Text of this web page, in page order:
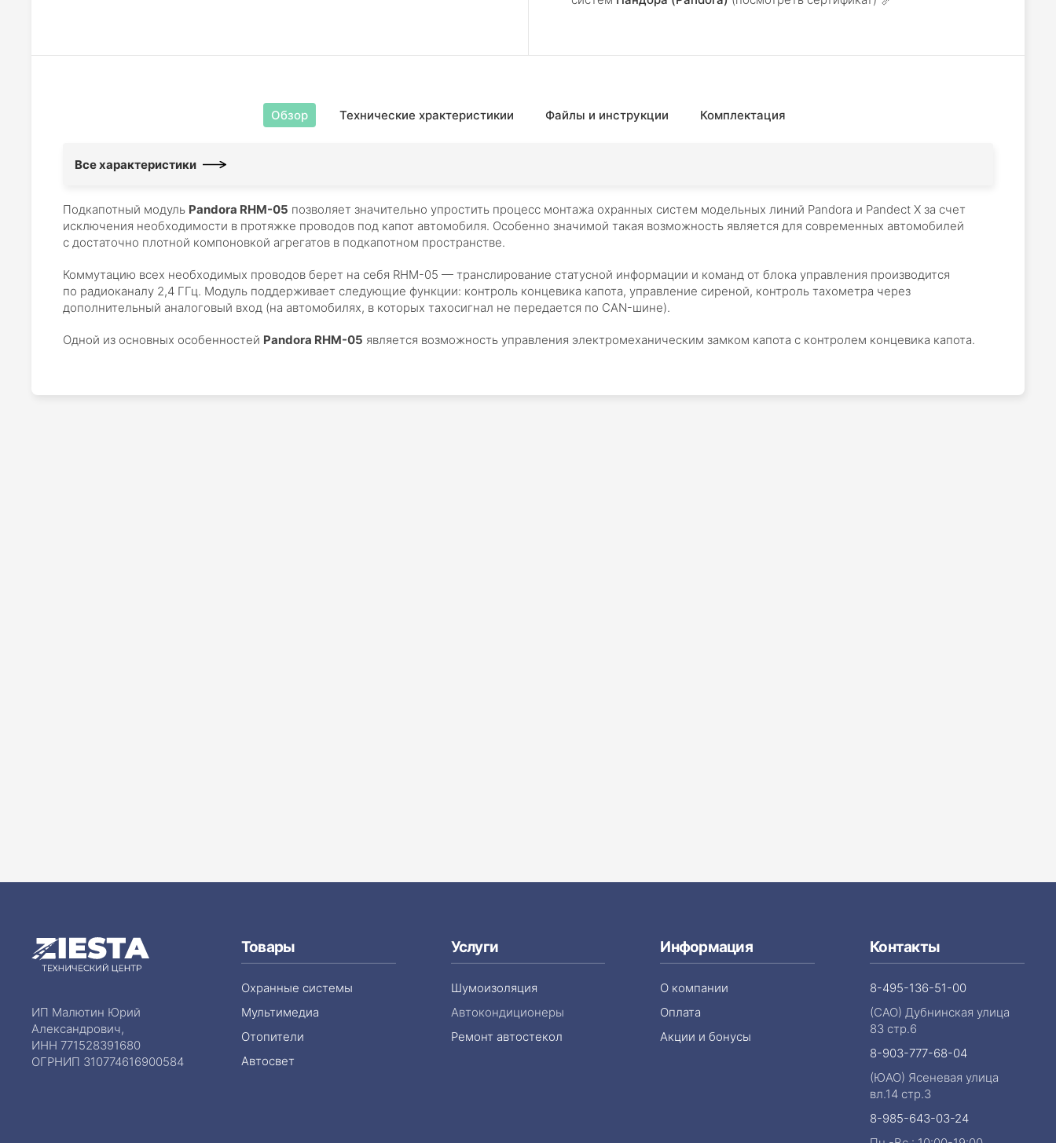
Обзор Технические храктеристикии Файлы и инструкции Комплектация
Все характеристики
Подкапотный модуль Pandora RHM-05 позволяет значительно упростить процесс монтажа охранных систем модельных линий Pandora и Pandect X за счет
исключения необходимости в протяжке проводов под капот автомобиля. Особенно значимой такая возможность является для современных автомобилей
с достаточно плотной компоновкой агрегатов в подкапотном пространстве.
Коммутацию всех необходимых проводов берет на себя RHM-05 — транслирование статусной информации и команд от блока управления производится
по радиоканалу 2,4 ГГц. Модуль поддерживает следующие функции: контроль концевика капота, управление сиреной, контроль тахометра через
дополнительный аналоговый вход (на автомобилях, в которых тахосигнал не передается по CAN-шине).
Одной из основных особенностей Pandora RHM-05 является возможность управления электромеханическим замком капота с контролем концевика капота.
Товары
Охранные системы
Мультимедиа
Отопители
Автосвет
Услуги
Шумоизоляция
Автокондиционеры
Ремонт автостекол
Информация
О компании
Оплата
Акции и бонусы
Контакты
8-495-136-51-00
(САО) Дубнинская улица
83 стр.6
8-903-777-68-04
(ЮАО) Ясеневая улица
вл.14 стр.3
8-985-643-03-24
ИП Малютин Юрий
Александрович,
ИНН 771528391680
ОГРНИП 310774616900584